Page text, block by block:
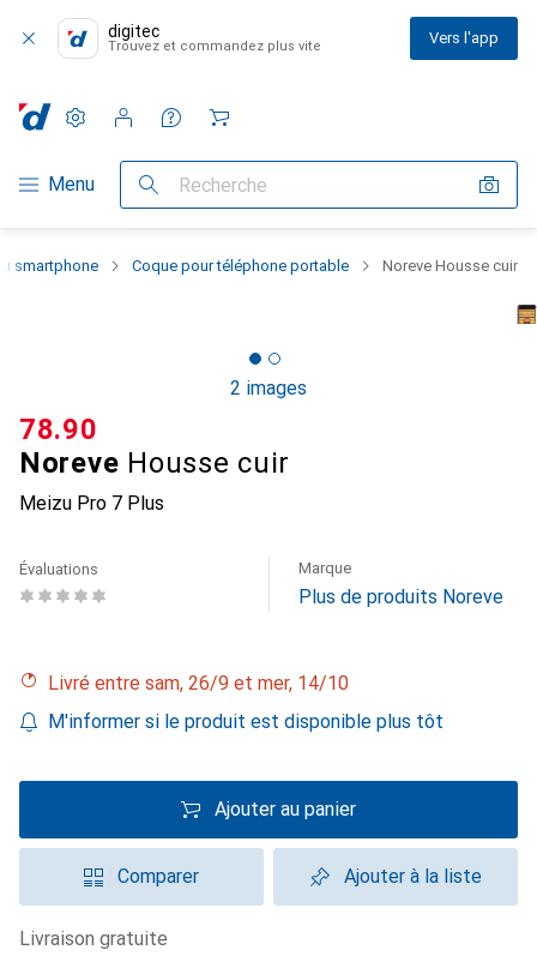
digitec
Trouvez et commandez plus vite Vers l'app
Navigation par catégorie
Menu Recherche
Paramètres
Compte client
Listes de comparaison
Listes d'envies
Panier
smartphone Coque pour téléphone portable Noreve Housse cuir
2 images
Noreve Housse cuir
Meizu Pro 7 Plus
CHF
78.90
Évaluations Marque
Plus de produits Noreve
Livré entre sam, 26/9 et mer, 14/10
M'informer si le produit est disponible plus tôt
Ajouter au panier
Comparer Ajouter à la liste
livraison gratuite